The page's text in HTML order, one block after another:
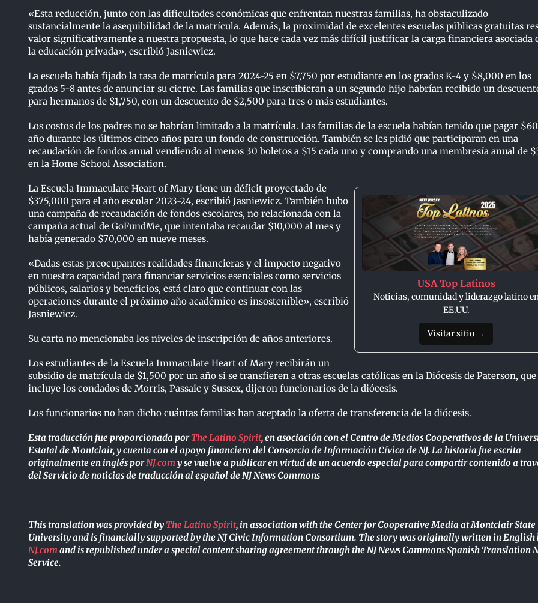
«Esta reducción, junto con las dificultades económicas que enfrentan nuestras familias, ha obstaculizado
sustancialmente la asequibilidad de la matrícula. Además, la proximidad de excelentes escuelas públicas gratuitas
valor significativamente a nuestra propuesta, lo que hace cada vez más difícil justificar la carga financiera asociada
la educación privada», escribió Jasniewicz.
La escuela había fijado la tasa de matrícula para 2024-25 en $7,750 por estudiante en los grados K-4 y $8,000 en los
grados 5-8 antes de anunciar su cierre. Las familias que inscribieran a un segundo hijo habrían recibido un
para hermanos de $1,750, con un descuento de $2,500 para tres o más estudiantes.
Los costos de los padres no se habrían limitado a la matrícula. Las familias de la escuela habían tenido que pagar
año durante los últimos cinco años para un fondo de construcción. También se les pidió que participaran en una
recaudación de fondos anual vendiendo al menos 30 boletos a $15 cada uno y comprando una membresía anual de
en la Home School Association.
USA Top Latinos
Noticias, comunidad y liderazgo latino
EE.UU.
Visitar sitio →
La Escuela Immaculate Heart of Mary tiene un déficit proyectado de
$375,000 para el año escolar 2023-24, escribió Jasniewicz. También hubo
una campaña de recaudación de fondos escolares, no relacionada con la
campaña actual de GoFundMe, que intentaba recaudar $10,000 al mes y
había generado $70,000 en nueve meses.
«Dadas estas preocupantes realidades financieras y el impacto negativo
en nuestra capacidad para financiar servicios esenciales como servicios
públicos, salarios y beneficios, está claro que continuar con las
operaciones durante el próximo año académico es insostenible», escribió
Jasniewicz.
Su carta no mencionaba los niveles de inscripción de años anteriores.
Los estudiantes de la Escuela Immaculate Heart of Mary recibirán un
subsidio de matrícula de $1,500 por un año si se transfieren a otras escuelas católicas en la Diócesis de Paterson, que
incluye los condados de Morris, Passaic y Sussex, dijeron funcionarios de la diócesis.
Los funcionarios no han dicho cuántas familias han aceptado la oferta de transferencia de la diócesis.
Esta traducción fue proporcionada porThe Latino Spirit, en asociación con el Centro de Medios Cooperativos de la
Estatal de Montclair, y cuenta con el apoyo financiero del Consorcio de Información Cívica de NJ. La historia fue escrita
originalmente en inglés porNJ.comy se vuelve a publicar en virtud de un acuerdo especial para compartir contenido a
del Servicio de noticias de traducción al español de NJ News Commons
This translation was provided by The Latino Spirit, in association with the Center for Cooperative Media at Montclair State
University and is financially supported by the NJ Civic Information Consortium. The story was originally written in English
NJ.comand is republished under a special content sharing agreement through the NJ News Commons Spanish Translation
Service.